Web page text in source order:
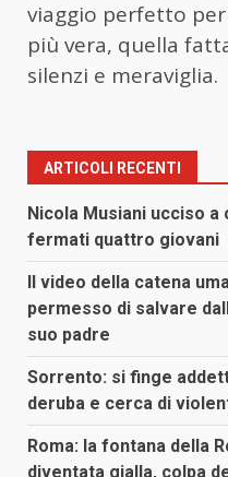
viaggio perfetto per
più vera, quella
silenzi e meraviglia.
ARTICOLI RECENTI
Nicola Musiani ucciso a
fermati quattro giovani
Il video della catena
permesso di salvare
suo padre
Sorrento: si finge
deruba e cerca di
Roma: la fontana della
diventata gialla, colpa